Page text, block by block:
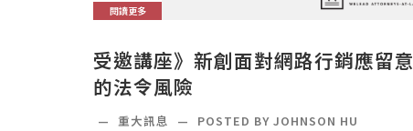
閱讀更多
受邀講座》新創面對網路行銷應留意
的法令風險
— 重大訊息 — POSTED BY JOHNSON HU